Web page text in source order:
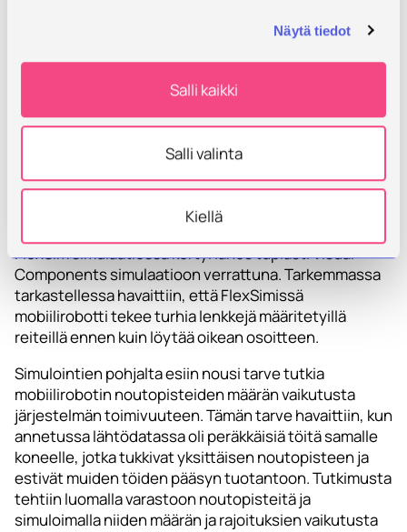
Näytä tiedot
Salli kaikki
Salli valinta
Kiellä
Simulaatioista saatu mobiilirobotin käyttöaste jäi
robotille, joten simulaatioiden mukaan yksi robotti
riittäisi tuotannon käyttöön, ainakin pitemmällä
aikavälillä tarkasteltuna.
Simulaatio-ohjelmistojen osalta havaittiin
simulaatiossa mobiilirobotin käyttöasteeksi
muodostui 10 %yksikköä suurempi käyttöaste kuin
FlexSim simulaatiossa kertyi lähes tuplasti Visual
Components simulaatioon verrattuna. Tarkemmassa
tarkastellessa havaittiin, että FlexSimissä
mobiilirobotti tekee turhia lenkkejä määritetyillä
reiteillä ennen kuin löytää oikean osoitteen.
Simulointien pohjalta esiin nousi tarve tutkia
mobiilirobotin noutopisteiden määrän vaikutusta
järjestelmän toimivuuteen. Tämän tarve havaittiin, kun
annetussa lähtödatassa oli peräkkäisiä töitä samalle
koneelle, jotka tukkivat yksittäisen noutopisteen ja
estivät muiden töiden pääsyn tuotantoon. Tutkimusta
tehtiin luomalla varastoon noutopisteitä ja
simuloimalla niiden määrän ja rajoituksien vaikutusta